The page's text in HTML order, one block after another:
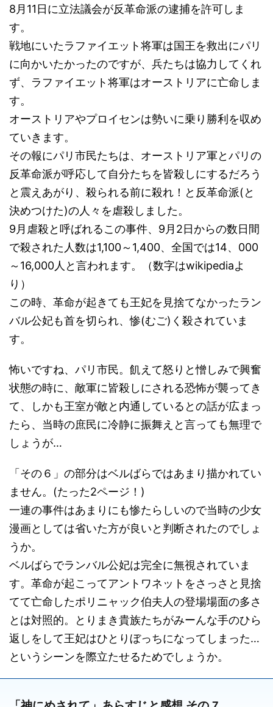
8月11日に立法議会が反革命派の逮捕を許可しま
す。
戦地にいたラファイエット将軍は国王を救出にパリ
に向かいたかったのですが、兵たちは協力してくれ
ず、ラファイエット将軍はオーストリアに亡命しま
す。
オーストリアやプロイセンは勢いに乗り勝利を収め
ていきます。
その報にパリ市民たちは、オーストリア軍とパリの
反革命派が呼応して自分たちを皆殺しにするだろう
と震えあがり、殺られる前に殺れ！と反革命派(と
決めつけた)の人々を虐殺しました。
9月虐殺と呼ばれるこの事件、9月2日からの数日間
で殺された人数は1,100～1,400、全国では14、000
～16,000人と言われます。（数字はwikipediaよ
り）
この時、革命が起きても王妃を見捨てなかったラン
バル公妃も首を切られ、惨(むご)く殺されていま
す。
怖いですね、パリ市民。飢えて怒りと憎しみで興奮
状態の時に、敵軍に皆殺しにされる恐怖が襲ってき
て、しかも王室が敵と内通しているとの話が広まっ
たら、当時の庶民に冷静に振舞えと言っても無理で
しょうが…
「その６」の部分はベルばらではあまり描かれてい
ません。(たった2ページ！)
一連の事件はあまりにも惨たらしいので当時の少女
漫画としては省いた方が良いと判断されたのでしょ
うか。
ベルばらでランバル公妃は完全に無視されていま
す。革命が起こってアントワネットをさっさと見捨
てて亡命したポリニャック伯夫人の登場場面の多さ
とは対照的。とりまき貴族たちがみーんな手のひら
返しをして王妃はひとりぼっちになってしまった…
というシーンを際立たせるためでしょうか。